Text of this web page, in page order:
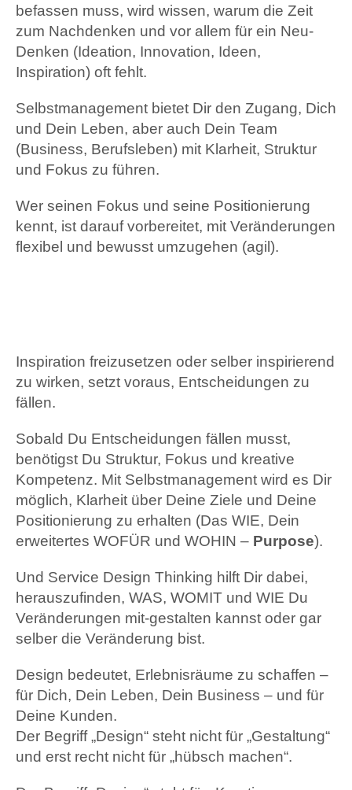
befassen muss, wird wissen, warum die Zeit
zum Nachdenken und vor allem für ein Neu-
Denken (Ideation, Innovation, Ideen,
Inspiration) oft fehlt.
Selbstmanagement bietet Dir den Zugang, Dich
und Dein Leben, aber auch Dein Team
(Business, Berufsleben) mit Klarheit, Struktur
und Fokus zu führen.
Wer seinen Fokus und seine Positionierung
kennt, ist darauf vorbereitet, mit Veränderungen
flexibel und bewusst umzugehen (agil).
Inspiration freizusetzen oder selber inspirierend
zu wirken, setzt voraus, Entscheidungen zu
fällen.
Sobald Du Entscheidungen fällen musst,
benötigst Du Struktur, Fokus und kreative
Kompetenz. Mit Selbstmanagement wird es Dir
möglich, Klarheit über Deine Ziele und Deine
Positionierung zu erhalten (Das WIE, Dein
erweitertes WOFÜR und WOHIN – Purpose).
Und Service Design Thinking hilft Dir dabei,
herauszufinden, WAS, WOMIT und WIE Du
Veränderungen mit-gestalten kannst oder gar
selber die Veränderung bist.
Design bedeutet, Erlebnisräume zu schaffen –
für Dich, Dein Leben, Dein Business – und für
Deine Kunden.
Der Begriff „Design“ steht nicht für „Gestaltung“
und erst recht nicht für „hübsch machen“.